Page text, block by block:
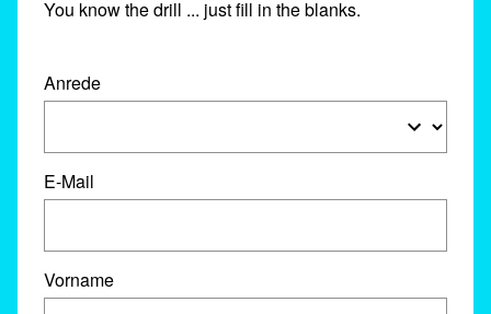
You know the drill ... just fill in the blanks.
Anrede
E-Mail
Vorname